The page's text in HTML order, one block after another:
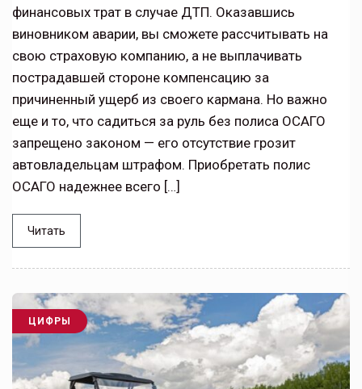
финансовых трат в случае ДТП. Оказавшись
виновником аварии, вы сможете рассчитывать на
свою страховую компанию, а не выплачивать
пострадавшей стороне компенсацию за
причиненный ущерб из своего кармана. Но важно
еще и то, что садиться за руль без полиса ОСАГО
запрещено законом — его отсутствие грозит
автовладельцам штрафом. Приобретать полис
ОСАГО надежнее всего […]
Читать
ЦИФРЫ